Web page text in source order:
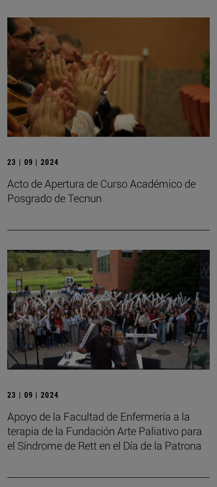
23 | 09 | 2024
Acto de Apertura de Curso Académico de
Posgrado de Tecnun
23 | 09 | 2024
Apoyo de la Facultad de Enfermería a la
terapia de la Fundación Arte Paliativo para
el Síndrome de Rett en el Día de la Patrona